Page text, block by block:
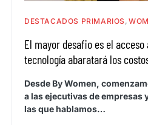
DESTACADOS PRIMARIOS
El mayor desafio es el
tecnología abaratará los
Desde By Women,
a las ejecutivas de empresas
las que hablamos…